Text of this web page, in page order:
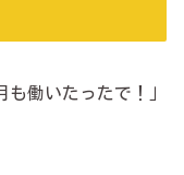
働いたったで！」